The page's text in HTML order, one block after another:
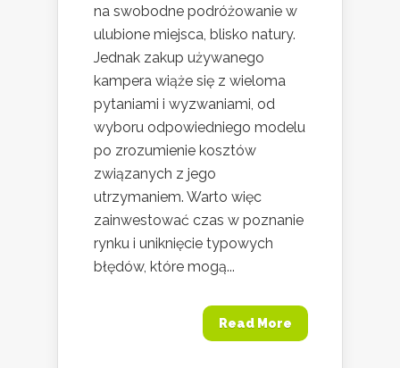
na swobodne podróżowanie w
ulubione miejsca, blisko natury.
Jednak zakup używanego
kampera wiąże się z wieloma
pytaniami i wyzwaniami, od
wyboru odpowiedniego modelu
po zrozumienie kosztów
związanych z jego
utrzymaniem. Warto więc
zainwestować czas w poznanie
rynku i uniknięcie typowych
błędów, które mogą...
Read More